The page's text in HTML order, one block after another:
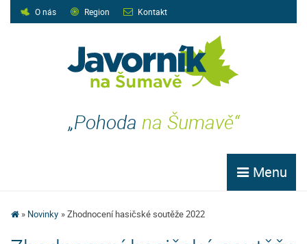
O nás Region Kontakt
„Pohoda na Šumavě“
Menu
Novinky Zhodnocení hasičské soutěže 2022